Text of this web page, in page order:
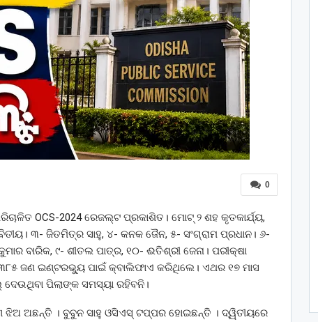
0
OCS-2024 ରେଜଲ୍ଟ ପ୍ରକାଶିତ। ମୋଟ୍‌ ୨ ଶହ କୃତକାର୍ଯ୍ୟ,
୩- ଜିତମିତ୍ର ସାହୁ, ୪- କନକ ଜୈନ, ୫- ସଂଗ୍ରାମ ପ୍ରଧାନ। ୬-
ବାରିକ, ୯- ଶୀତଲ ପାତ୍ର, ୧୦- ଈତିଶ୍ରୀ ଜେନା। ପରୀକ୍ଷା
ଜଣ ଇଣ୍ଟରଭ୍ୟୁ ପାଇଁ କ୍ବାଲିଫାଏ କରିଥିଲେ। ଏଥର ୧୭ ମାସ
ପିଲାଙ୍କ ସମସ୍ୟା ରହିବନି।
ଝିଅ ଅଛନ୍ତି । ବୁବୁନ ସାହୁ ଓସିଏସ୍ ଟପ୍ପର ହୋଇଛନ୍ତି । ଦ୍ୱିତୀୟରେ